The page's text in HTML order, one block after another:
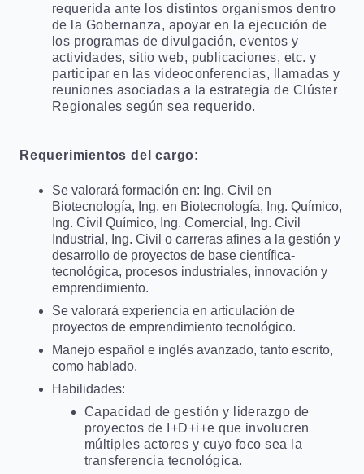
requerida ante los distintos organismos dentro
de la Gobernanza, apoyar en la ejecución de
los programas de divulgación, eventos y
actividades, sitio web, publicaciones, etc. y
participar en las videoconferencias, llamadas y
reuniones asociadas a la estrategia de Clúster
Regionales según sea requerido.
Requerimientos del cargo:
Se valorará formación en: Ing. Civil en
Biotecnología, Ing. en Biotecnología, Ing. Químico,
Ing. Civil Químico, Ing. Comercial, Ing. Civil
Industrial, Ing. Civil o carreras afines a la gestión y
desarrollo de proyectos de base científica-
tecnológica, procesos industriales, innovación y
emprendimiento.
Se valorará experiencia en articulación de
proyectos de emprendimiento tecnológico.
Manejo español e inglés avanzado, tanto escrito,
como hablado.
Habilidades:
Capacidad de gestión y liderazgo de
proyectos de I+D+i+e que involucren
múltiples actores y cuyo foco sea la
transferencia tecnológica.